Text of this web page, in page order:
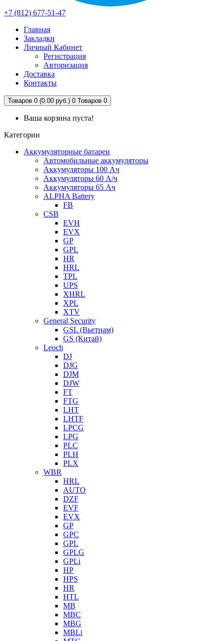
+7 (812) 677-51-47
Главная
Закладки
Личный Кабинет
Регистрация
Авторизация
Доставка
Контакты
Товаров 0 (0.00 руб.) 0 Товаров 0
Ваша корзина пуста!
Категории
Аккумуляторные батареи
Автомобильные аккумуляторы
Аккумуляторы 100 Ач
Аккумуляторы 60 А/ч
Аккумуляторы 65 Ач
ALPHA Battery
FB
CSB
EVH
EVX
GP
GPL
HR
HRL
TPL
UPS
XHRL
XPL
XTV
General Security
GSL (Вьетнам)
GS (Китай)
Leoch
DJ
DJG
DJM
DJW
FT
FTG
LHT
LHTF
LPCG
LPG
PLC
PLH
PLX
WBR
HRL
AUTO
DZF
EVF
EVX
GP
GPC
GPL
GPLG
GPLi
HP
HPS
HR
HTL
MB
MBC
MBG
MBLi